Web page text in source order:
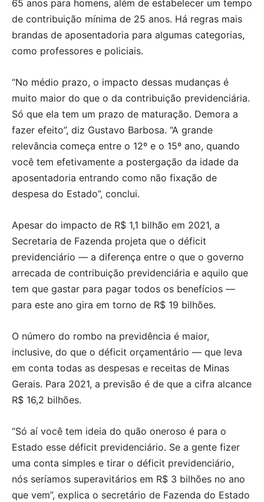
65 anos para homens, além de estabelecer um tempo
de contribuição mínima de 25 anos. Há regras mais
brandas de aposentadoria para algumas categorias,
como professores e policiais.
“No médio prazo, o impacto dessas mudanças é
muito maior do que o da contribuição previdenciária.
Só que ela tem um prazo de maturação. Demora a
fazer efeito”, diz Gustavo Barbosa. “A grande
relevância começa entre o 12º e o 15º ano, quando
você tem efetivamente a postergação da idade da
aposentadoria entrando como não fixação de
despesa do Estado”, conclui.
Apesar do impacto de R$ 1,1 bilhão em 2021, a
Secretaria de Fazenda projeta que o déficit
previdenciário — a diferença entre o que o governo
arrecada de contribuição previdenciária e aquilo que
tem que gastar para pagar todos os benefícios —
para este ano gira em torno de R$ 19 bilhões.
O número do rombo na previdência é maior,
inclusive, do que o déficit orçamentário — que leva
em conta todas as despesas e receitas de Minas
Gerais. Para 2021, a previsão é de que a cifra alcance
R$ 16,2 bilhões.
“Só aí você tem ideia do quão oneroso é para o
Estado esse déficit previdenciário. Se a gente fizer
uma conta simples e tirar o déficit previdenciário,
nós seríamos superavitários em R$ 3 bilhões no ano
que vem”, explica o secretário de Fazenda do Estado